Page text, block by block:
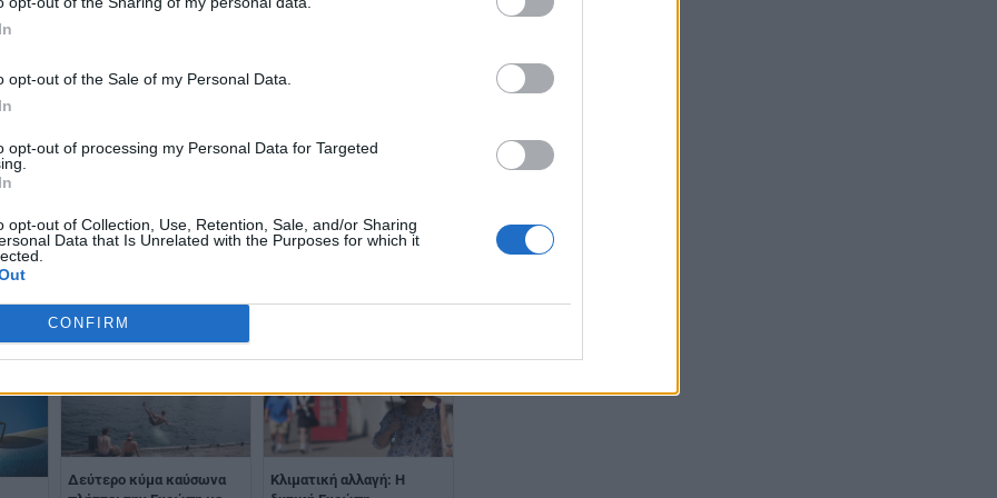
opt-out of the Sale of my Personal Data.
opt-out of processing my Personal Data for Targeted
opt-out of Collection, Use, Retention, Sale, and/or Sharing
Data that Is Unrelated with the Purposes for which it
CONFIRM
Καύσωνας στην Ευρώπη:
Τουλάχιστον 150
βαθμών
Τουλάχιστον 94 εκατ.
κάτοικοι θα
Δεύτερο κύμα καύσωνα
Κλιματική αλλαγή: Η